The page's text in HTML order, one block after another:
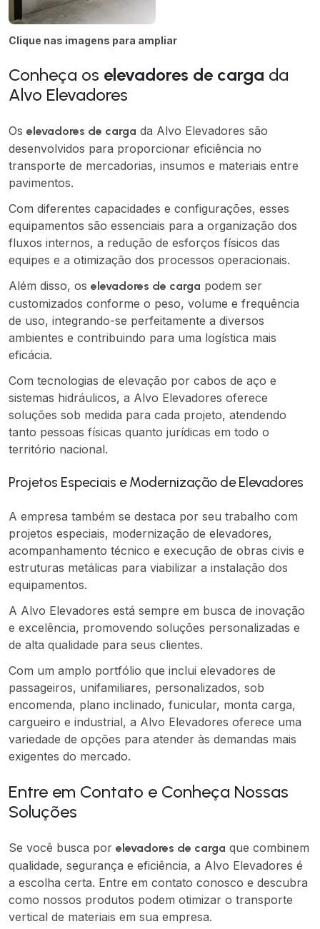
Clique nas imagens para ampliar
Conheça os elevadores de carga da
Alvo Elevadores
Os elevadores de carga da Alvo Elevadores são
desenvolvidos para proporcionar eficiência no
transporte de mercadorias, insumos e materiais entre
pavimentos.
Com diferentes capacidades e configurações, esses
equipamentos são essenciais para a organização dos
fluxos internos, a redução de esforços físicos das
equipes e a otimização dos processos operacionais.
Além disso, os elevadores de carga podem ser
customizados conforme o peso, volume e frequência
de uso, integrando-se perfeitamente a diversos
ambientes e contribuindo para uma logística mais
eficácia.
Com tecnologias de elevação por cabos de aço e
sistemas hidráulicos, a Alvo Elevadores oferece
soluções sob medida para cada projeto, atendendo
tanto pessoas físicas quanto jurídicas em todo o
território nacional.
Projetos Especiais e Modernização de Elevadores
A empresa também se destaca por seu trabalho com
projetos especiais, modernização de elevadores,
acompanhamento técnico e execução de obras civis e
estruturas metálicas para viabilizar a instalação dos
equipamentos.
A Alvo Elevadores está sempre em busca de inovação
e excelência, promovendo soluções personalizadas e
de alta qualidade para seus clientes.
Com um amplo portfólio que inclui elevadores de
passageiros, unifamiliares, personalizados, sob
encomenda, plano inclinado, funicular, monta carga,
cargueiro e industrial, a Alvo Elevadores oferece uma
variedade de opções para atender às demandas mais
exigentes do mercado.
Entre em Contato e Conheça Nossas
Soluções
Se você busca por elevadores de carga que combinem
qualidade, segurança e eficiência, a Alvo Elevadores é
a escolha certa. Entre em contato conosco e descubra
como nossos produtos podem otimizar o transporte
vertical de materiais em sua empresa.